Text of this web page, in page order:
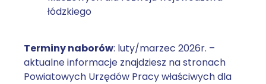
łódzkiego
Terminy naborów: luty/marzec 2026r. –
aktualne informacje znajdziesz na stronach
Powiatowych Urzędów Pracy właściwych dla